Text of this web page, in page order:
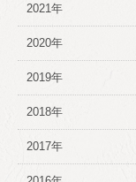
2021年
2020年
2019年
2018年
2017年